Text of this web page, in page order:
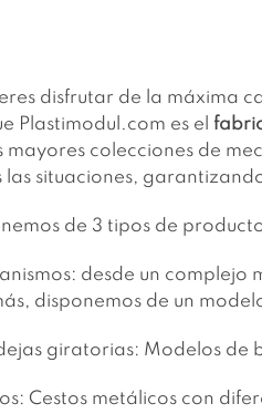
disfrutar de la máxima
Plastimodul.com es el
mayores colecciones de
las situaciones,
de 3 tipos de
desde un complejo
disponemos de un
giratorias: Modelos de
Cestos metálicos con